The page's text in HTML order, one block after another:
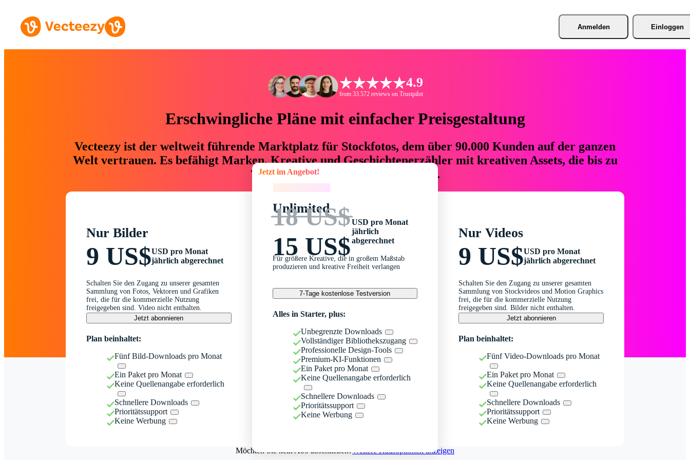
Anmelden Einloggen
4.9
from 33.572 reviews on Trustpilot
Erschwingliche Pläne mit einfacher Preisgestaltung
Vecteezy ist der weltweit führende Marktplatz für Stockfotos, dem über 90.000 Kunden auf der ganzen
Welt vertrauen. Es befähigt Marken, Kreative und Geschichtenerzähler mit kreativen Assets, die bis zu
76 % an Zeit und Budget einsparen.
Nur Bilder
9 US$USD pro Monat
jährlich abgerechnet
Schalten Sie den Zugang zu unserer gesamten
Sammlung von Fotos, Vektoren und Grafiken
frei, die für die kommerzielle Nutzung
freigegeben sind. Video nicht enthalten.
Jetzt abonnieren
Plan beinhaltet:
Fünf Bild-Downloads pro Monat
Ein Paket pro Monat
Keine Quellenangabe erforderlich
Schnellere Downloads
Prioritätssupport
Keine Werbung
Jetzt im Angebot!
Unlimited
18 US$
15 US$
USD pro Monat
jährlich
abgerechnet
Für größere Kreative, die in großem Maßstab
produzieren und kreative Freiheit verlangen
7-Tage kostenlose Testversion
Alles in Starter, plus:
Unbegrenzte Downloads
Vollständiger Bibliothekszugang
Professionelle Design-Tools
Premium-KI-Funktionen
Ein Paket pro Monat
Keine Quellenangabe erforderlich
Schnellere Downloads
Prioritätssupport
Keine Werbung
Nur Videos
9 US$USD pro Monat
jährlich abgerechnet
Schalten Sie den Zugang zu unserer gesamten
Sammlung von Stockvideos und Motion Graphics
frei, die für die kommerzielle Nutzung
freigegeben sind. Bilder nicht enthalten.
Jetzt abonnieren
Plan beinhaltet:
Fünf Video-Downloads pro Monat
Ein Paket pro Monat
Keine Quellenangabe erforderlich
Schnellere Downloads
Prioritätssupport
Keine Werbung
Möchten Sie kein Abo abschließen?Weitere Kaufoptionen anzeigen